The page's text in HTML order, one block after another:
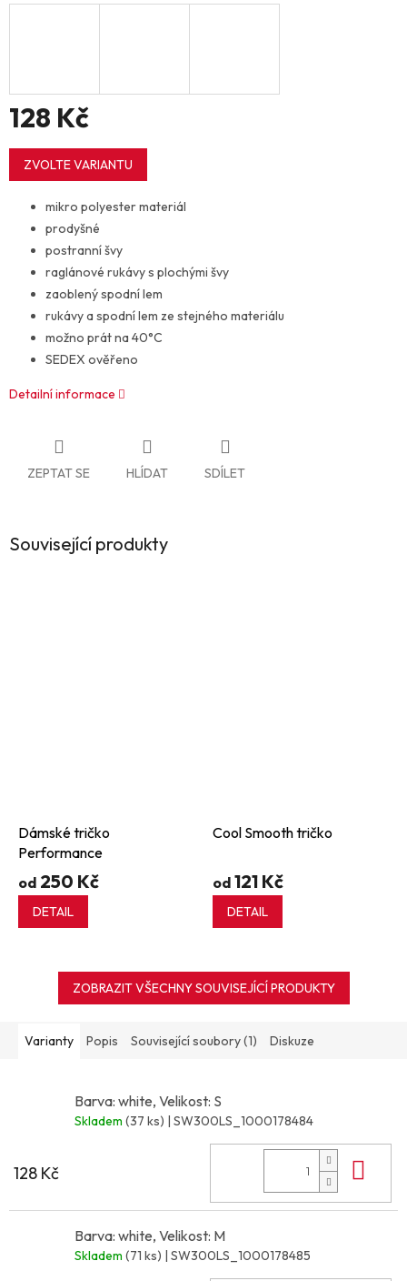
128 Kč
Měrná
cena:
ZVOLTE VARIANTU
mikro polyester materiál
prodyšné
postranní švy
raglánové rukávy s plochými švy
zaoblený spodní lem
rukávy a spodní lem ze stejného materiálu
možno prát na 40°C
SEDEX ověřeno
Detailní informace
ZEPTAT SE HLÍDAT SDÍLET
Související produkty
Dámské tričko
Performance
od 250 Kč
DETAIL
Cool Smooth tričko
od 121 Kč
DETAIL
ZOBRAZIT VŠECHNY SOUVISEJÍCÍ PRODUKTY
Varianty Popis Související soubory (1) Diskuze
Barva: white, Velikost: S
Skladem (37 ks) | SW300LS_1000178484
128 Kč
Barva: white, Velikost: M
Skladem (71 ks) | SW300LS_1000178485